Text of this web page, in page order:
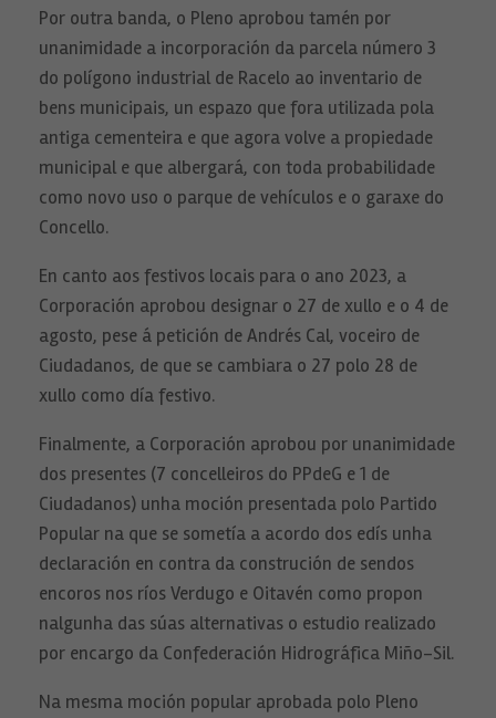
Por outra banda, o Pleno aprobou tamén por
unanimidade a incorporación da parcela número 3
do polígono industrial de Racelo ao inventario de
bens municipais, un espazo que fora utilizada pola
antiga cementeira e que agora volve a propiedade
municipal e que albergará, con toda probabilidade
como novo uso o parque de vehículos e o garaxe do
Concello.
En canto aos festivos locais para o ano 2023, a
Corporación aprobou designar o 27 de xullo e o 4 de
agosto, pese á petición de Andrés Cal, voceiro de
Ciudadanos, de que se cambiara o 27 polo 28 de
xullo como día festivo.
Finalmente, a Corporación aprobou por unanimidade
dos presentes (7 concelleiros do PPdeG e 1 de
Ciudadanos) unha moción presentada polo Partido
Popular na que se sometía a acordo dos edís unha
declaración en contra da construción de sendos
encoros nos ríos Verdugo e Oitavén como propon
nalgunha das súas alternativas o estudio realizado
por encargo da Confederación Hidrográfica Miño-Sil.
Na mesma moción popular aprobada polo Pleno